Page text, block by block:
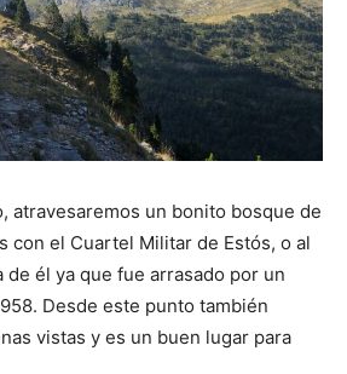
atravesaremos un bonito bosque de
con el Cuartel Militar de Estós, o al
de él ya que fue arrasado por un
Desde este punto también
vistas y es un buen lugar para